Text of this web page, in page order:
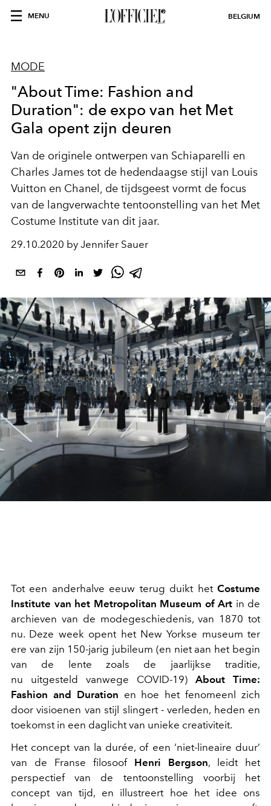
MENU BELGIUM
MODE
"About Time: Fashion and
Duration": de expo van het Met
Gala opent zijn deuren
Van de originele ontwerpen van Schiaparelli en
Charles James tot de hedendaagse stijl van Louis
Vuitton en Chanel, de tijdsgeest vormt de focus
van de langverwachte tentoonstelling van het Met
Costume Institute van dit jaar.
29.10.2020 by Jennifer Sauer
Tot een anderhalve eeuw terug duikt het Costume
Institute van het Metropolitan Museum of Art in de
archieven van de modegeschiedenis, van 1870 tot
nu. Deze week opent het New Yorkse museum ter
ere van zijn 150-jarig jubileum (en niet aan het begin
van de lente zoals de jaarlijkse traditie,
nu uitgesteld vanwege COVID-19) About Time:
Fashion and Duration en hoe het fenomeenl zich
door visioenen van stijl slingert - verleden, heden en
toekomst in een daglicht van unieke creativiteit.
Het concept van la durée, of een ‘niet-lineaire duur’
van de Franse filosoof Henri Bergson, leidt het
perspectief van de tentoonstelling voorbij het
concept van tijd, en illustreert hoe het idee ons